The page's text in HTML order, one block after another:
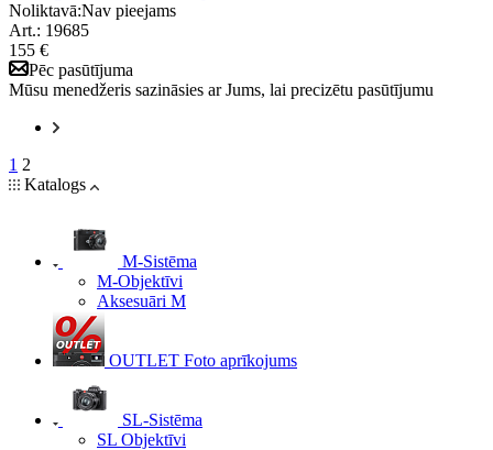
Noliktavā:Nav pieejams
Art.: 19685
155 €
Pēc pasūtījuma
Mūsu menedžeris sazināsies ar Jums, lai precizētu pasūtījumu
1 2
Katalogs
M-Sistēma
M-Objektīvi
Aksesuāri M
OUTLET Foto aprīkojums
SL-Sistēma
SL Objektīvi